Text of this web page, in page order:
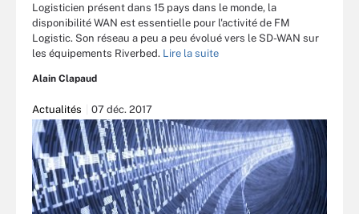
Logisticien présent dans 15 pays dans le monde, la
disponibilité WAN est essentielle pour l'activité de FM
Logistic. Son réseau a peu a peu évolué vers le SD-WAN sur
les équipements Riverbed. Lire la suite
Alain Clapaud
Actualités 07 déc. 2017